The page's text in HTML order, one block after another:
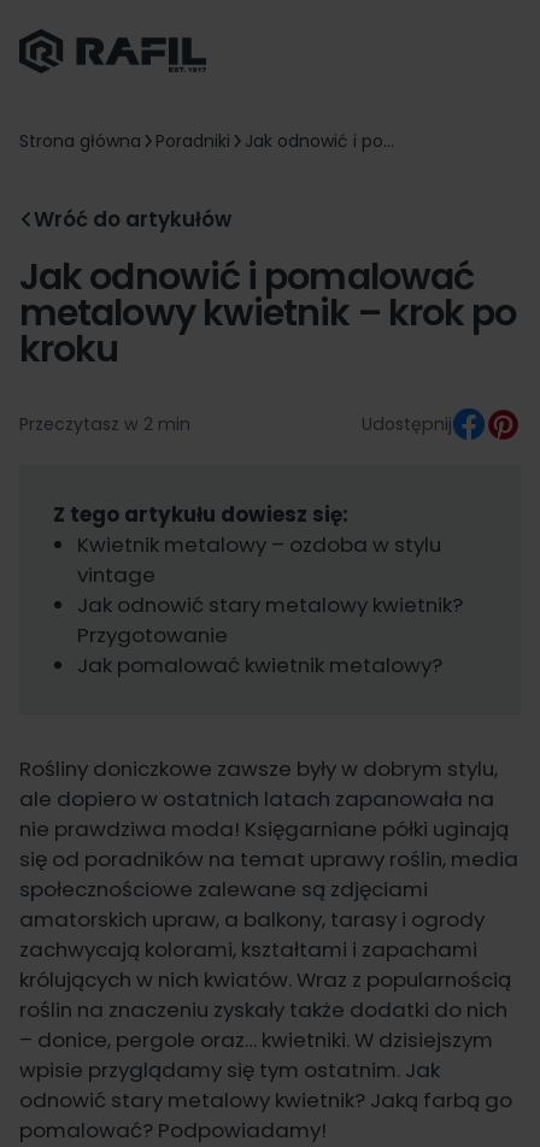
Strona główna Poradniki Jak odnowić i po...
Wróć do artykułów
Jak odnowić i pomalować
metalowy kwietnik – krok po
kroku
Przeczytasz w 2 min Udostępnij
Z tego artykułu dowiesz się:
Kwietnik metalowy – ozdoba w stylu
vintage
Jak odnowić stary metalowy kwietnik?
Przygotowanie
Jak pomalować kwietnik metalowy?
Rośliny doniczkowe zawsze były w dobrym stylu,
ale dopiero w ostatnich latach zapanowała na
nie prawdziwa moda! Księgarniane półki uginają
się od poradników na temat uprawy roślin, media
społecznościowe zalewane są zdjęciami
amatorskich upraw, a balkony, tarasy i ogrody
zachwycają kolorami, kształtami i zapachami
królujących w nich kwiatów. Wraz z popularnością
roślin na znaczeniu zyskały także dodatki do nich
– donice, pergole oraz… kwietniki. W dzisiejszym
wpisie przyglądamy się tym ostatnim. Jak
odnowić stary metalowy kwietnik? Jaką farbą go
pomalować? Podpowiadamy!